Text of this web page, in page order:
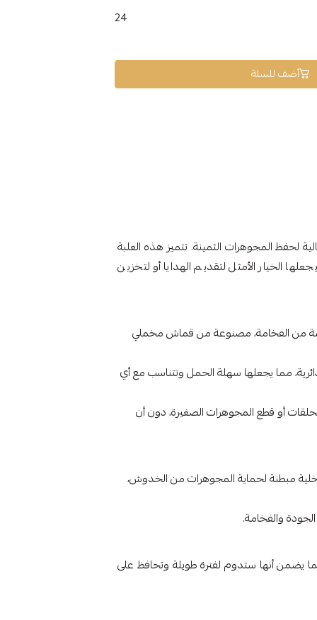
24
أضف للسلة
لحفظ المجوهرات الثمينة. تتميز هذه العلبة
الخيار الأمثل لتقديم الهدايا أو لتخزين
من الفخامة، مصنوعة من قماش مخملي
مما يجعلها سهلة الحمل وتتناسب مع أي
أو قطع المجوهرات الصغيرة، دون أن
مبطنة لحماية المجوهرات من الخدوش،
والفخامة.
مما يضمن أنها ستدوم لفترة طويلة وتحافظ على